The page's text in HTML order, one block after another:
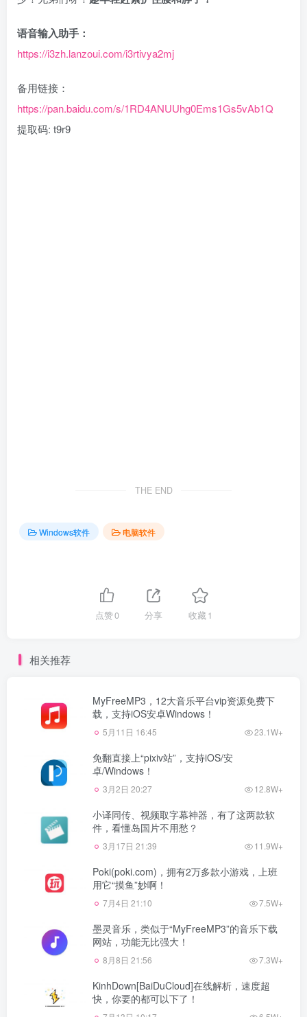
语音输入助手：
https://i3zh.lanzoui.com/i3rtivya2mj
备用链接：
https://pan.baidu.com/s/1RD4ANUUhg0Ems1Gs5vAb1Q
提取码: t9r9
THE END
Windows软件 电脑软件
点赞0 分享 收藏1
相关推荐
MyFreeMP3，12大音乐平台vip资源免费下
载，支持iOS安卓Windows！
5月11日 16:45 23.1W+
免翻直接上“pixiv站”，支持iOS/安
卓/Windows！
3月2日 20:27 12.8W+
小译同传、视频取字幕神器，有了这两款软
件，看懂岛国片不用愁？
3月17日 21:39 11.9W+
Poki(poki.com)，拥有2万多款小游戏，上班
用它“摸鱼”妙啊！
7月4日 21:10 7.5W+
墨灵音乐，类似于“MyFreeMP3”的音乐下载
网站，功能无比强大！
8月8日 21:56 7.3W+
KinhDown[BaiDuCloud]在线解析，速度超
快，你要的都可以下了！